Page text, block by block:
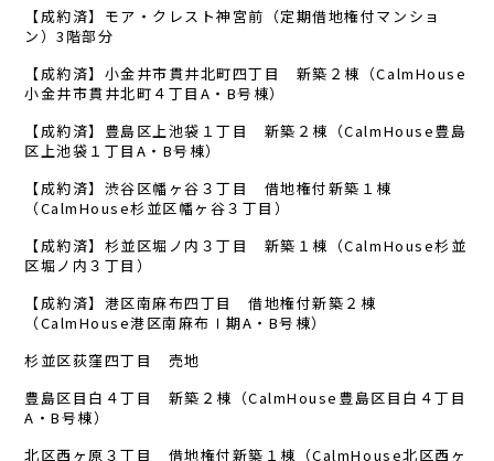
【成約済】モア・クレスト神宮前（定期借地権付マンショ
ン）3階部分
【成約済】小金井市貫井北町四丁目 新築２棟（CalmHouse
小金井市貫井北町４丁目A・B号棟）
【成約済】豊島区上池袋１丁目 新築２棟（CalmHouse豊島
区上池袋１丁目A・B号棟）
【成約済】渋谷区幡ヶ谷３丁目 借地権付新築１棟
（CalmHouse杉並区幡ヶ谷３丁目）
【成約済】杉並区堀ノ内３丁目 新築１棟（CalmHouse杉並
区堀ノ内３丁目）
【成約済】港区南麻布四丁目 借地権付新築２棟
（CalmHouse港区南麻布Ⅰ期A・B号棟）
杉並区荻窪四丁目 売地
豊島区目白４丁目 新築２棟（CalmHouse豊島区目白４丁目
A・B号棟）
北区西ヶ原３丁目 借地権付新築１棟（CalmHouse北区西ヶ